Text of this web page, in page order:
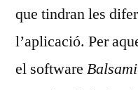
que tindran les
l’aplicació. Per
el software